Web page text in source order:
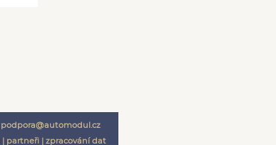
podpora@automodul.cz
| partneři| zpracování dat